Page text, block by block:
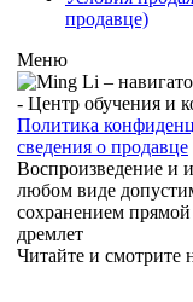
продавце)
Меню
- Центр обучения и
Политика
сведения о продавце
Воспроизведение и
любом виде
сохранением
дремлет
Читайте и смотрите